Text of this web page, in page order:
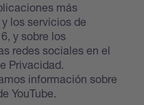
más
los servicios de
y sobre los
redes sociales en el
Privacidad.
información sobre
YouTube.